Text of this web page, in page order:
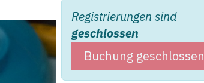
Registrierungen sind
geschlossen
Buchung geschlossen